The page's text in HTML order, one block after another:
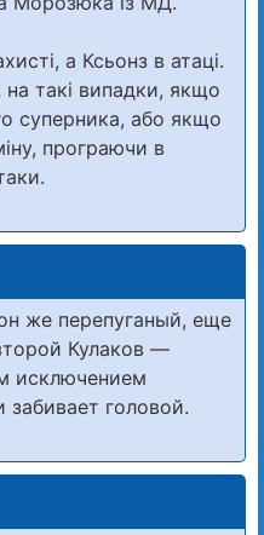
а Ксьонз в атаці.
такі випадки, якщо
суперника, або якщо
програючи в
же перепуганый, еще
Кулаков —
исключением
головой.